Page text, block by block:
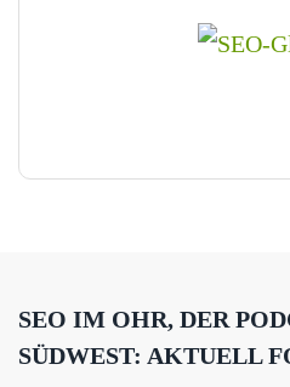
SEO IM OHR, DER
SÜDWEST: AKTUELL